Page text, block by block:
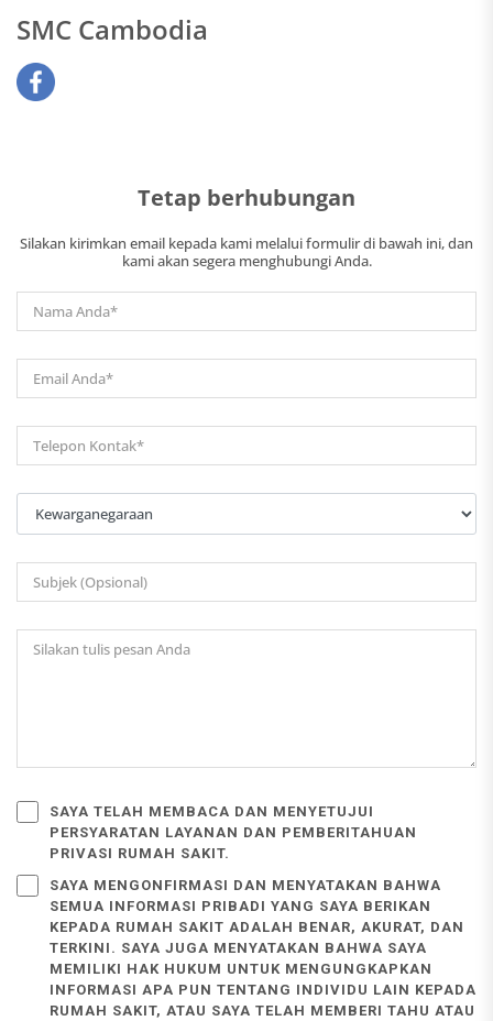
SMC Cambodia
Tetap berhubungan
Silakan kirimkan email kepada kami melalui formulir di bawah ini, dan
kami akan segera menghubungi Anda.
SAYA TELAH MEMBACA DAN MENYETUJUI
PERSYARATAN LAYANAN DAN PEMBERITAHUAN
PRIVASI RUMAH SAKIT.
SAYA MENGONFIRMASI DAN MENYATAKAN BAHWA
SEMUA INFORMASI PRIBADI YANG SAYA BERIKAN
KEPADA RUMAH SAKIT ADALAH BENAR, AKURAT, DAN
TERKINI. SAYA JUGA MENYATAKAN BAHWA SAYA
MEMILIKI HAK HUKUM UNTUK MENGUNGKAPKAN
INFORMASI APA PUN TENTANG INDIVIDU LAIN KEPADA
RUMAH SAKIT, ATAU SAYA TELAH MEMBERI TAHU ATAU